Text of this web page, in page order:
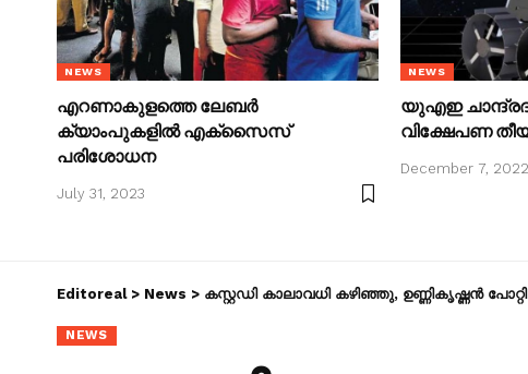
NEWS
എറണാകുളത്തെ ലേബര്‍
ക്യാംപുകളില്‍ എക്‌സൈസ്
പരിശോധന
July 31, 2023
NEWS
യുഎഇ
വിക്ഷേപണ
December 7, 2022
Editoreal> News > കസ്റ്റഡി കാലാവധി കഴിഞ്ഞു, ഉണ്ണികൃഷ്ണൻ പോറ്റി
NEWS